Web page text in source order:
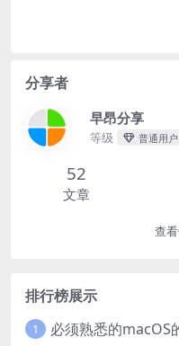
分享者
早昂分享
等级 普通用户
52
文章
查
排行榜展示
1 必须熟悉的macOS